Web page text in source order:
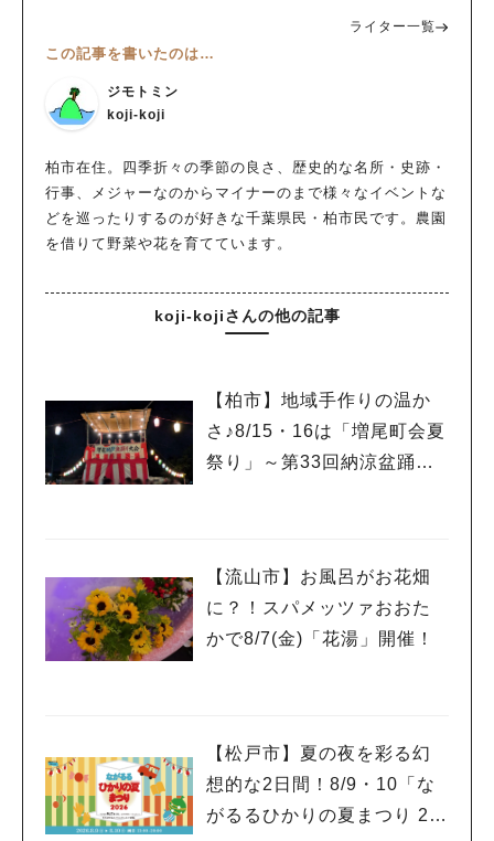
ライター一覧
この記事を書いたのは…
ジモトミン
koji-koji
柏市在住。四季折々の季節の良さ、歴史的な名所・史跡・
行事、メジャーなのからマイナーのまで様々なイベントな
どを巡ったりするのが好きな千葉県民・柏市民です。農園
を借りて野菜や花を育てています。
koji-kojiさんの他の記事
【柏市】地域手作りの温か
さ♪8/15・16は「増尾町会夏
祭り」～第33回納涼盆踊り
【流山市】お風呂がお花畑
に？！スパメッツァおおた
かで8/7(金)「花湯」開催！
【松戸市】夏の夜を彩る幻
想的な2日間！8/9・10「な
がるるひかりの夏まつり 20